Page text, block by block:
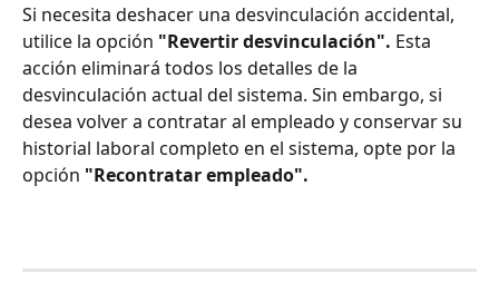
Si necesita deshacer una desvinculación accidental,
utilice la opción "Revertir desvinculación". Esta
acción eliminará todos los detalles de la
desvinculación actual del sistema. Sin embargo, si
desea volver a contratar al empleado y conservar su
historial laboral completo en el sistema, opte por la
opción "Recontratar empleado".